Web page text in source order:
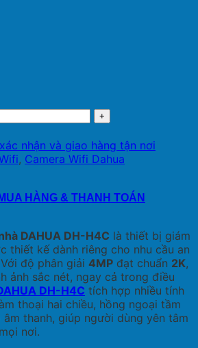
nhận và giao hàng tận nơi
, Camera Wifi Dahua
HÀNG & THANH TOÁN
DAHUA DH-H4C là thiết bị giám
thiết kế dành riêng cho nhu cầu an
độ phân giải 4MP đạt chuẩn 2K,
ảnh sắc nét, ngay cả trong điều
DH-H4C tích hợp nhiều tính
thoại hai chiều, hồng ngoại tầm
âm thanh, giúp người dùng yên tâm
nơi.